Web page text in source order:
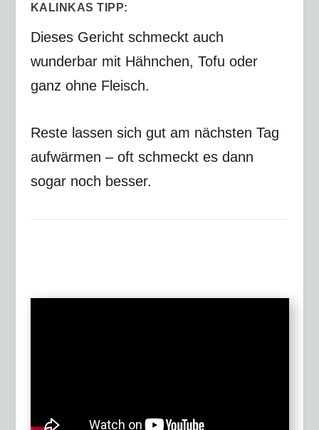
KALINKAS TIPP:
Dieses Gericht schmeckt auch
wunderbar mit Hähnchen, Tofu oder
ganz ohne Fleisch.
Reste lassen sich gut am nächsten Tag
aufwärmen – oft schmeckt es dann
sogar noch besser.